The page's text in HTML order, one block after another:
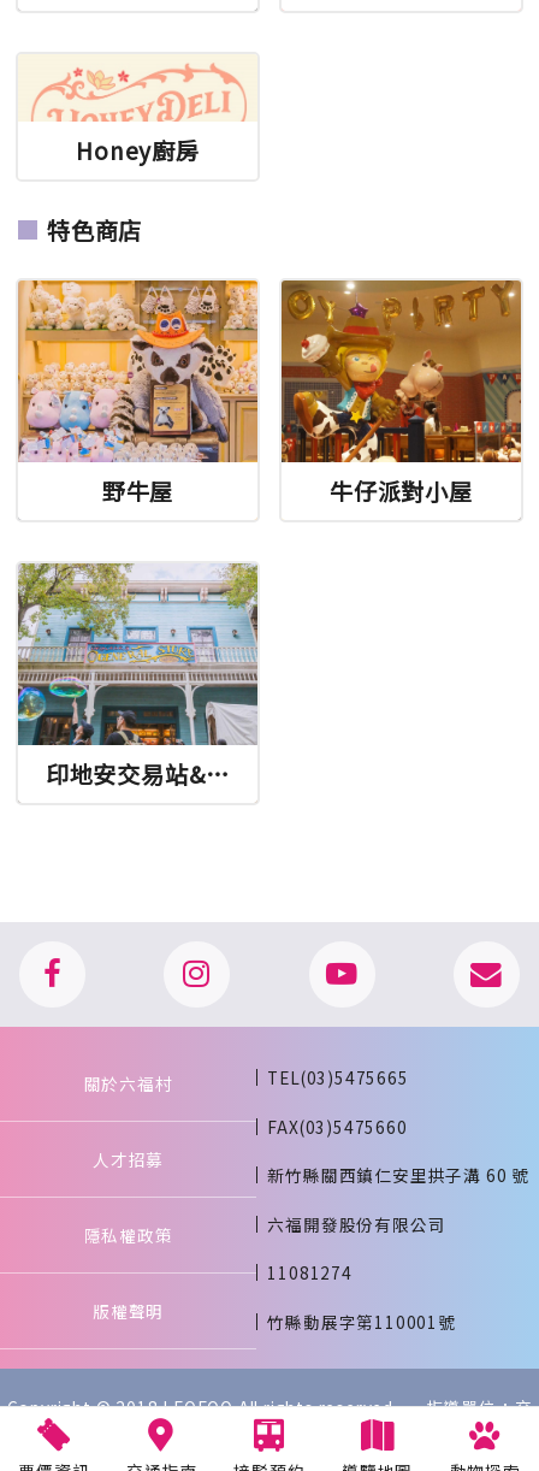
Honey廚房
特色商店
野牛屋 牛仔派對小屋
印地安交易站&山
關於六福村
人才招募
隱私權政策
版權聲明
TEL(03)5475665
FAX(03)5475660
新竹縣關西鎮仁安里拱子溝 60 號
六福開發股份有限公司
11081274
竹縣動展字第110001號
Copyright © 2018 LEOFOO All rights reserved. 指導單位：交
通部觀光署